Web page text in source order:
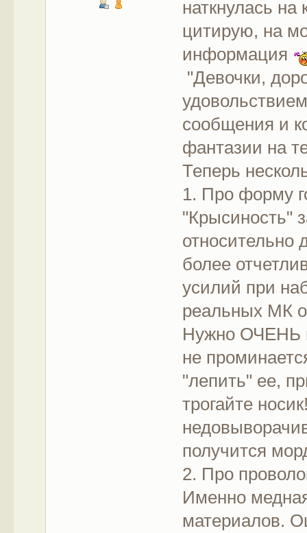
наткнулась
цитирую, на
информация
"Девочки,
сообщения и
фантазии на
Теперь
1. Про форму
"Крысиность"
относительно
более
усилий при
реальных МК
Нужно ОЧЕНЬ
не
"лепить" ее,
трогайте
получится
2. Про
Именно
материалов.